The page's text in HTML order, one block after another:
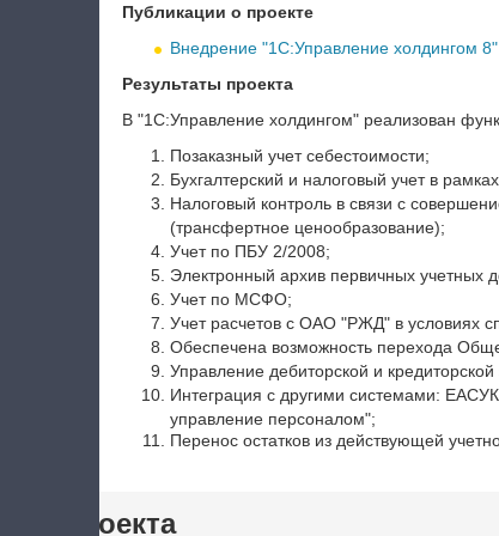
Публикации о проекте
Внедрение "1С:Управление холдингом
Результаты проекта
В "1С:Управление холдингом" реализован
Позаказный учет себестоимости;
Бухгалтерский и налоговый учет в
Налоговый контроль в связи с
(трансфертное ценообразование);
Учет по ПБУ 2/2008;
Электронный архив первичных учетных
Учет по МСФО;
Учет расчетов с ОАО "РЖД" в условиях
Обеспечена возможность перехода
Управление дебиторской и
Интеграция с другими системами:
управление персоналом";
Перенос остатков из действующей
проекта